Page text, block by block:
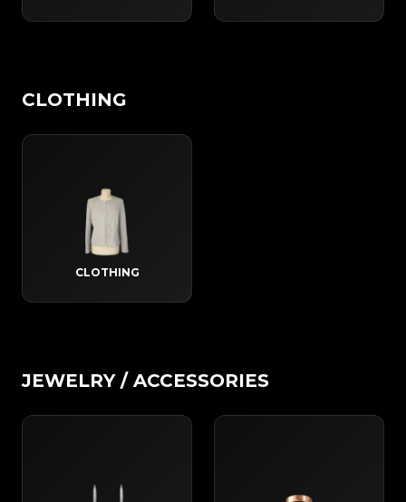
CLOTHING
CLOTHING
JEWELRY / ACCESSORIES